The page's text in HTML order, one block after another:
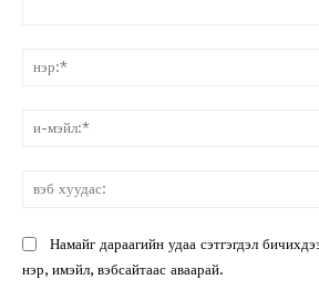
Намайг дараагийн удаа сэтгэгдэл
нэр, имэйл, вэбсайтаас аваарай.